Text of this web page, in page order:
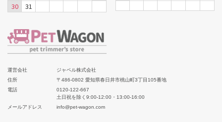
30
31
運営会社
ジャペル株式会社
住所
〒486-0802 愛知県春日井市桃山町3丁目105番地
電話
0120-122-667
土日祝を除く9:00-12:00・13:00-16:00
メールアドレス
info@pet-wagon.com